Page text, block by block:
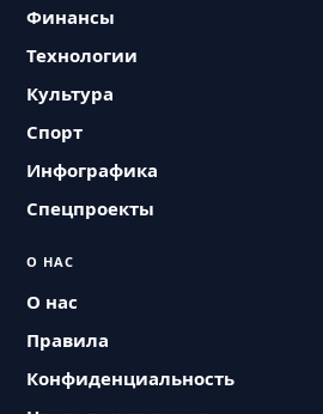
Финансы
Технологии
Культура
Спорт
Инфографика
Спецпроекты
О НАС
О нас
Правила
Конфиденциальность